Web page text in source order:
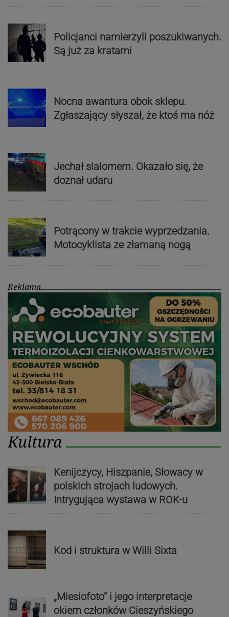
Policjanci namierzyli poszukiwanych.
Są już za kratami
Nocna awantura obok sklepu.
Zgłaszający słyszał, że ktoś ma nóż
Jechał slalomem. Okazało się, że
doznał udaru
Potrącony w trakcie wyprzedzania.
Motocyklista ze złamaną nogą
Reklama
Kultura
Kenijczycy, Hiszpanie, Słowacy w
polskich strojach ludowych.
Intrygująca wystawa w ROK-u
Kod i struktura w Willi Sixta
„Miesiofoto” i jego interpretacje
okiem członków Cieszyńskiego